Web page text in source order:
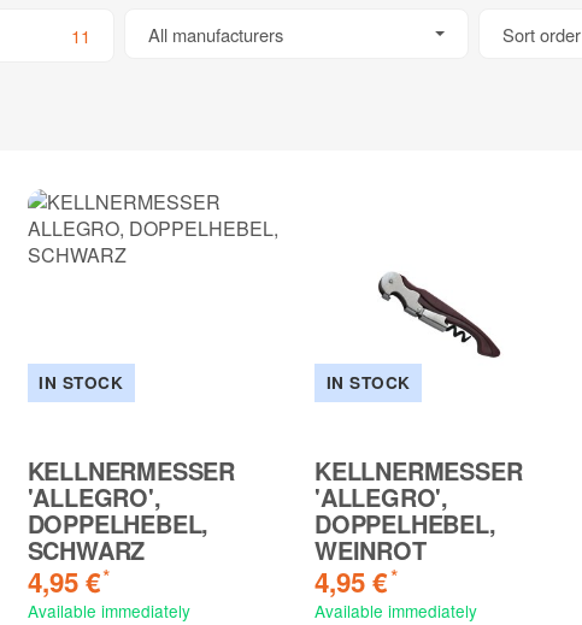
11 All manufacturers Sort order
IN STOCK
KELLNERMESSER
'ALLEGRO',
DOPPELHEBEL,
SCHWARZ
4,95 €*
Available immediately
IN STOCK
KELLNERMESSER
'ALLEGRO',
DOPPELHEBEL,
WEINROT
4,95 €*
Available immediately